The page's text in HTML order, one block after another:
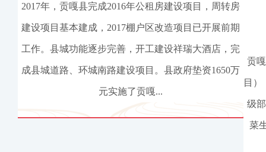
2017年，贡嘎县完成2016年公租房建设项目，周转房
建设项目基本建成，2017棚户区改造项目已开展前期
工作。县城功能逐步完善，开工建设祥瑞大酒店，完
成县城道路、环城南路建设项目。县政府垫资1650万
元实施了贡嘎...
贡
目
级
菜